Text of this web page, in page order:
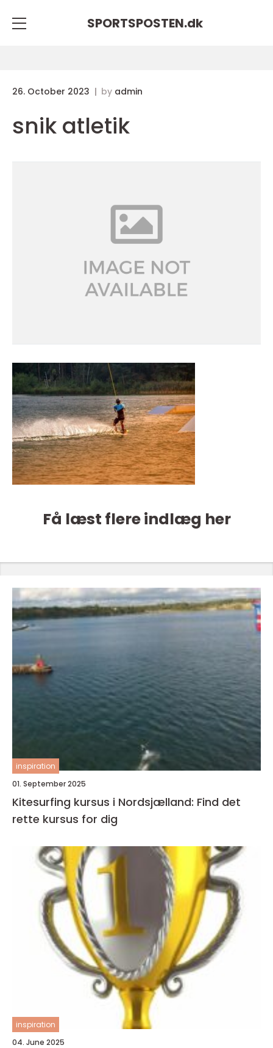
SPORTSPOSTEN.dk
26. October 2023 by admin
snik atletik
Få læst flere indlæg her
inspiration
01. September 2025
Kitesurfing kursus i Nordsjælland: Find det
rette kursus for dig
inspiration
04. June 2025